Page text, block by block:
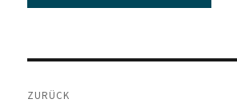
Beitragsnavigation
ZURÜCK